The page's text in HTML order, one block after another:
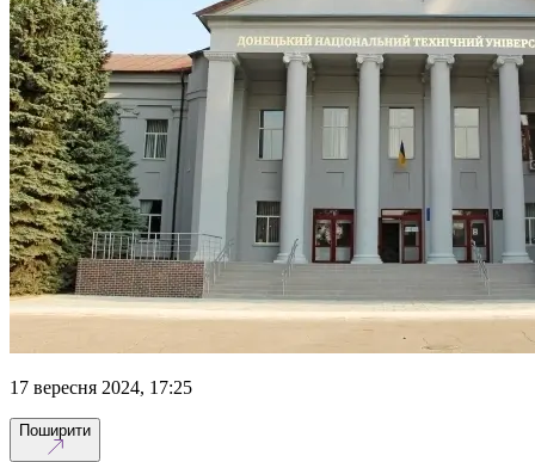
17 вересня 2024, 17:25
Поширити